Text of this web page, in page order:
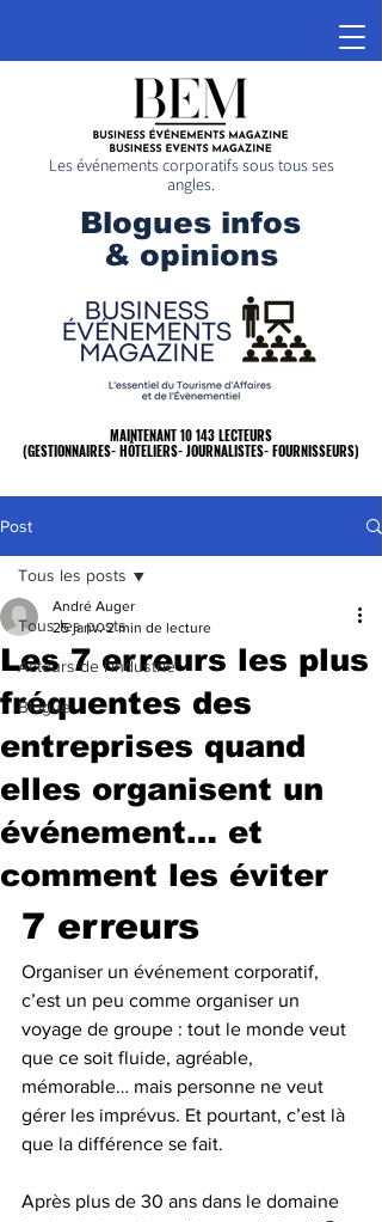
Les événements corporatifs sous tous ses
angles.
Blogues infos
& opinions
MAINTENANT 10 143 LECTEURS
(GESTIONNAIRES- HÔTELIERS- JOURNALISTES- FOURNISSEURS)
MAINTENANT 10 143 LECTEURS
(GESTIONNAIRES- HÔTELIERS- JOURNALISTES- FOURNISSEURS)
Post
Tous les posts
Acteurs de l'industrie
Blogue
Tous les posts
Les 7 erreurs les plus
fréquentes des
entreprises quand
elles organisent un
événement… et
comment les éviter
André Auger
25 janv. 2 min de lecture
7 erreurs
Organiser un événement corporatif,
c’est un peu comme organiser un
voyage de groupe : tout le monde veut
que ce soit fluide, agréable,
mémorable… mais personne ne veut
gérer les imprévus. Et pourtant, c’est là
que la différence se fait.
Après plus de 30 ans dans le domaine